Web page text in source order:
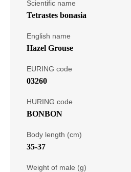
Scientific name
Tetrastes bonasia
English name
Hazel Grouse
EURING code
03260
HURING code
BONBON
Body length (cm)
35-37
Weight of male (g)